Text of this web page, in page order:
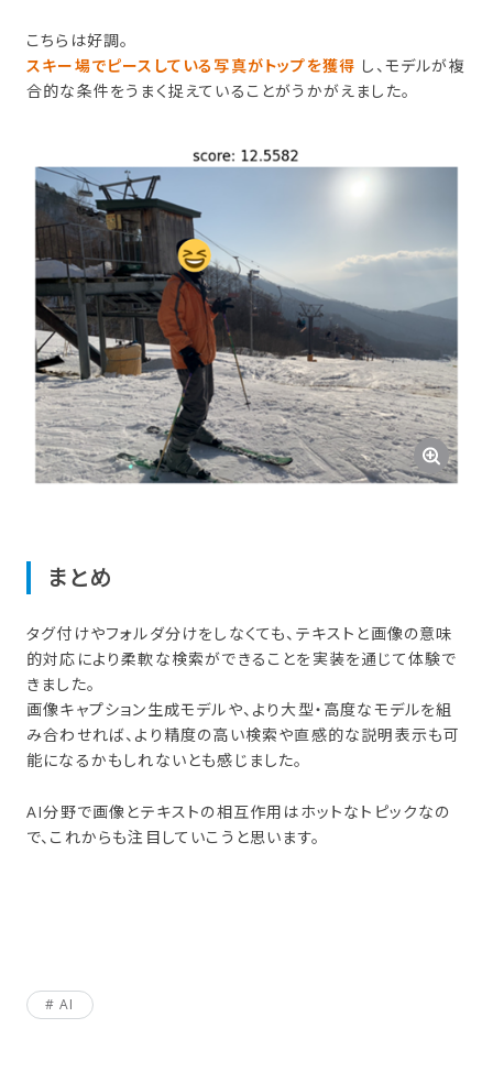
こちらは好調。
スキー場でピースしている写真がトップを獲得 し、モデルが複
合的な条件をうまく捉えていることがうかがえました。
まとめ
タグ付けやフォルダ分けをしなくても、テキストと画像の意味
的対応により柔軟な検索ができることを実装を通じて体験で
きました。
画像キャプション生成モデルや、より大型・高度なモデルを組
み合わせれば、より精度の高い検索や直感的な説明表示も可
能になるかもしれないとも感じました。
AI分野で画像とテキストの相互作用はホットなトピックなの
で、これからも注目していこうと思います。
AI